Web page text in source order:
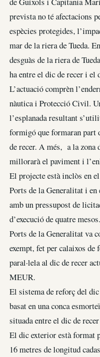
prevista no té afectacions
espècies protegides,
mar de la riera de Tueda.
desguàs de la riera de
ha entre el dic de recer i el
L’actuació comprèn
nàutica i Protecció Civil.
l’esplanada resultant
formigó que formaran part
de recer. A més, a la zona
millorarà el paviment i
El projecte està inclòs en
Ports de la Generalitat i
amb un pressupost de
d’execució de quatre mesos.
Ports de la Generalitat va
exempt, fet per calaixos
paral·lela al dic de recer
MEUR.
El sistema de reforç del
basat en una conca
situada entre el dic de
El dic exterior està format
16 metres de longitud